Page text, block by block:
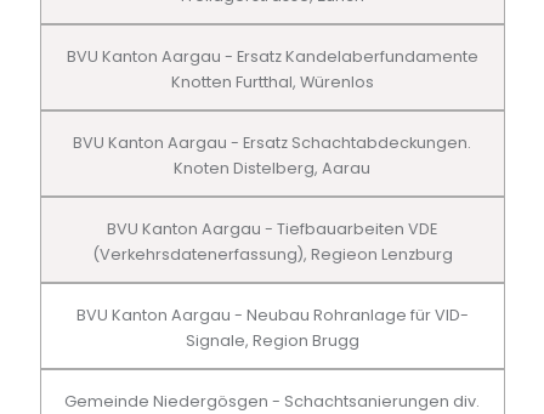
BVU Kanton Aargau - Ersatz Kandelaberfundamente
Knotten Furtthal, Würenlos
BVU Kanton Aargau - Ersatz Schachtabdeckungen.
Knoten Distelberg, Aarau
BVU Kanton Aargau - Tiefbauarbeiten VDE
(Verkehrsdatenerfassung), Regieon Lenzburg
BVU Kanton Aargau - Neubau Rohranlage für VID-
Signale, Region Brugg
Gemeinde Niedergösgen - Schachtsanierungen div.